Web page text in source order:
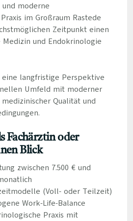
moderne
im Großraum Rastede
Zeitpunkt einen
Medizin und Endokrinologie
eine langfristige Perspektive
Umfeld mit moderner
Qualität und
Fachärztin oder
Blick
zwischen 7.500 € und
(Voll- oder Teilzeit)
Work-Life-Balance
Praxis mit